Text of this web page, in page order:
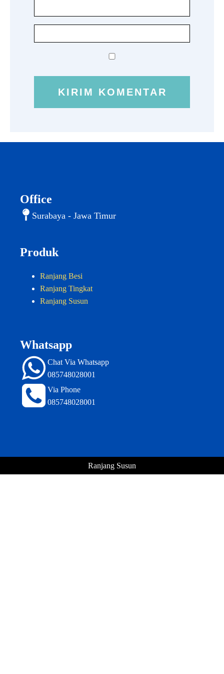
Office
Surabaya - Jawa Timur
Produk
Ranjang Besi
Ranjang Tingkat
Ranjang Susun
Whatsapp
Chat Via Whatsapp
085748028001
Via Phone
085748028001
Ranjang Susun